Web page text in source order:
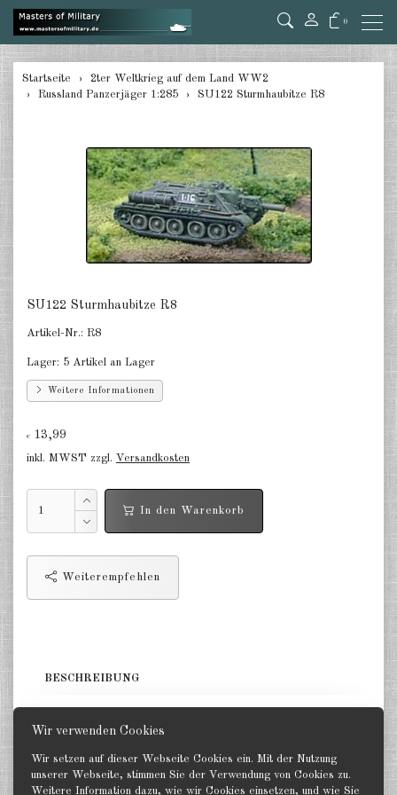
Wir verwenden Cookies
Wir setzen auf dieser Webseite Cookies ein. Mit der Nutzung
unserer Webseite, stimmen Sie der Verwendung von Cookies zu.
Weitere Information dazu, wie wir Cookies einsetzen, und wie Sie
0
zurück
Deutschland Halbketten 1:285
Deutschland Flak 1:285
Deutschland gezogene Pak 1:285
Deutschland Artillerie gezogen
Deutschland Versorger, Pkw u.a.
1:285
Deutschland Infanterie, Kavallerie
Deutschland Fallschirmjäger
1:285
Deutschland Projekte nach 1945
Finnland 1:285
Japan 1:285
Startseite
2ter Weltkrieg auf dem Land WW2
Russland Panzerjäger 1:285
SU122 Sturmhaubitze R8
SU122 Sturmhaubitze R8
Artikel-Nr.: R8
Lager: 5 Artikel an Lager
Weitere Informationen
€ 13,99
inkl. MWST zzgl. Versandkosten
In den Warenkorb
Weiterempfehlen
BESCHREIBUNG